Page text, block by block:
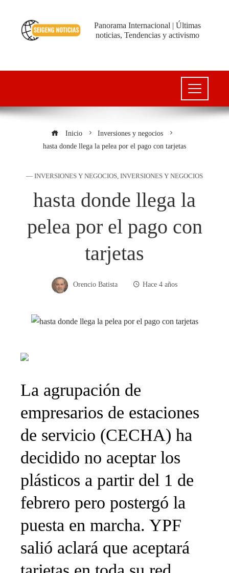
Panorama Internacional | Últimas
noticias, Tendencias y activismo
Inicio
Inversiones y negocios
hasta donde llega la pelea por el pago con tarjetas
— INVERSIONES Y NEGOCIOS INVERSIONES Y NEGOCIOS
hasta donde llega la
pelea por el pago con
tarjetas
Orencio Batista Hace 4 años
La agrupación de
empresarios de estaciones
de servicio (CECHA) ha
decidido no aceptar los
plásticos a partir del 1 de
febrero pero postergó la
puesta en marcha. YPF
salió aclará que aceptará